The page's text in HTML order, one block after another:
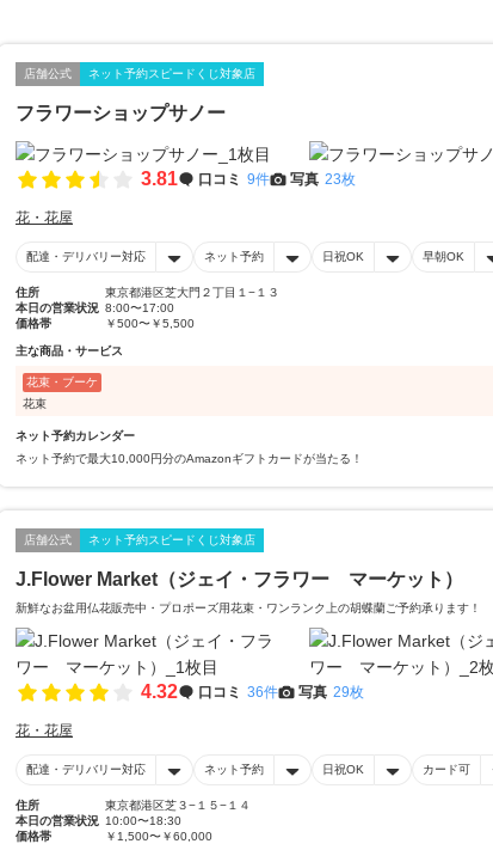
店舗公式 ネット予約スピードくじ対象店
フラワーショップサノー
3.81 口コミ 9件 写真 23枚
花・花屋
配達・デリバリー対応 ネット予約 日祝OK 早朝OK
住所
東京都港区芝大門２丁目１−１３
本日の営業状況 8:00〜17:00
価格帯
￥500〜￥5,500
主な商品・サービス
花束・ブーケ
花束
ネット予約カレンダー
ネット予約で最大10,000円分のAmazonギフトカードが当たる！
店舗公式 ネット予約スピードくじ対象店
J.Flower Market（ジェイ・フラワー マーケット）
新鮮なお盆用仏花販売中・プロポーズ用花束・ワンランク上の胡蝶蘭ご予約承ります！
4.32 口コミ 36件 写真 29枚
花・花屋
配達・デリバリー対応 ネット予約 日祝OK カード可
住所
東京都港区芝３−１５−１４
本日の営業状況 10:00〜18:30
価格帯
￥1,500〜￥60,000